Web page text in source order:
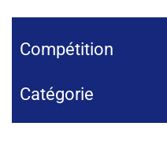
Compétition
Catégorie